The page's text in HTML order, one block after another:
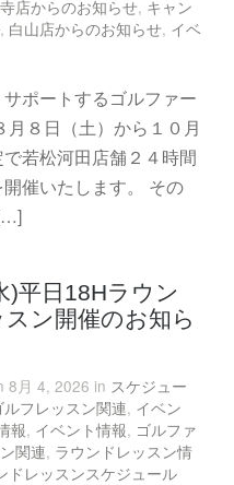
店からのお知らせ, キャン
, 白山店からのお知らせ, イベ
ポートするゴルファー
８日（土）から１０月
若松河田店舗２４時間
催いたします。 その
)平日18Hラウン
スン開催のお知ら
8月 4, 2026 in スケジュー
ルフレッスン関連, イベン
報, イベント情報, ゴルファ
関連, ラウンドレッスン情
ドレッスンスケジュール